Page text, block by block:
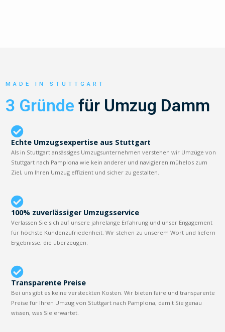
MADE IN STUTTGART
3 Gründe für Umzug Damm
Echte Umzugsexpertise aus Stuttgart
Als in Stuttgart ansässiges Umzugsunternehmen verstehen wir Umzüge von
Stuttgart nach Pamplona wie kein anderer und navigieren mühelos zum
Ziel, um Ihren Umzug effizient und sicher zu gestalten.
100% zuverlässiger Umzugsservice
Verlassen Sie sich auf unsere jahrelange Erfahrung und unser Engagement
für höchste Kundenzufriedenheit. Wir stehen zu unserem Wort und liefern
Ergebnisse, die überzeugen.
Transparente Preise
Bei uns gibt es keine versteckten Kosten. Wir bieten faire und transparente
Preise für Ihren Umzug von Stuttgart nach Pamplona, damit Sie genau
wissen, was Sie erwartet.